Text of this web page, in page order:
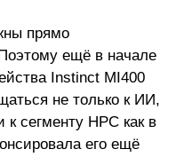
прямо
ещё в начале
Instinct MI400
не только к ИИ,
к сегменту HPC как в
его ещё